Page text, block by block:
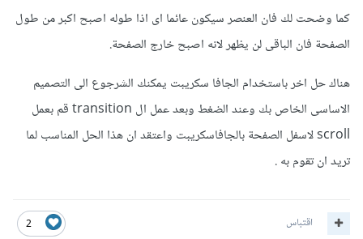
كما وضحت لك فان العنصر سيكون عائما اى اذا طوله اصبح اكبر من طول
الصفحة فان الباقى لن يظهر لانه اصبح خارج الصفحة.
هناك حل اخر باستخدام الجافا سكريبت يمكنك الشرجوع الى التصميم
الاساسى الخاص بك وعند الضغط وبعد عمل ال transition قم بعمل
scroll لاسفل الصفحة بالجافاسكريبت واعتقد ان هذا الحل المناسب لما
تريد ان تقوم به .
2 اقتباس